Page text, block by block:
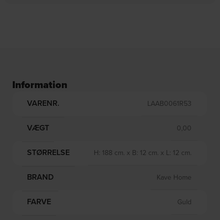
Information
VARENR. LAAB0061R53
VÆGT 0,00
STØRRELSE H: 188 cm. x B: 12 cm. x L: 12 cm.
BRAND Kave Home
FARVE Guld